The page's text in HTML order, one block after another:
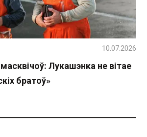
Лукашэнка не вітае
братоў»
10.07.2026